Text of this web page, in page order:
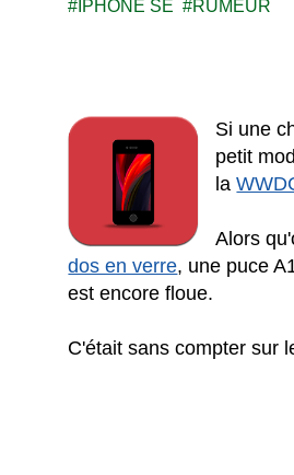
IPHONE SE RUMEUR
Si une
petit
la
Alors
dos en verre, une puce
est encore floue.
C'était sans compter sur